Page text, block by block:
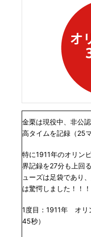
金栗は現役中、非公
高タイムを記録（25
特に1911年のオリン
界記録を27分も上回
ューズは足袋であり
は驚愕しました！！！
1度目：1911年 オリ
45秒）